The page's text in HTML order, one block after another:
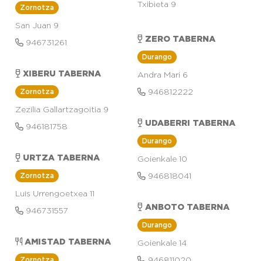
Zornotza
San Juan 9
946731261
XIBERU TABERNA
Zornotza
Zezilia Gallartzagoitia 9
946181758
URTZA TABERNA
Zornotza
Luis Urrengoetxea 11
946731557
AMISTAD TABERNA
Txibieta 9
ZERO TABERNA
Durango
Andra Mari 6
946812222
UDABERRI TABERNA
Durango
Goienkale 10
946818041
ANBOTO TABERNA
Durango
Goienkale 14